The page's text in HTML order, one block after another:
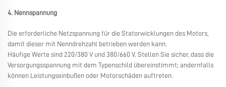
4. Nennspannung
Die erforderliche Netzspannung für die Statorwicklungen des Motors,
damit dieser mit Nenndrehzahl betrieben werden kann.
Häufige Werte sind 220/380 V und 380/660 V. Stellen Sie sicher, dass die
Versorgungsspannung mit dem Typenschild übereinstimmt; andernfalls
können Leistungseinbußen oder Motorschäden auftreten.